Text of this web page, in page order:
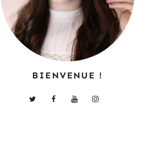
BIENVENUE !